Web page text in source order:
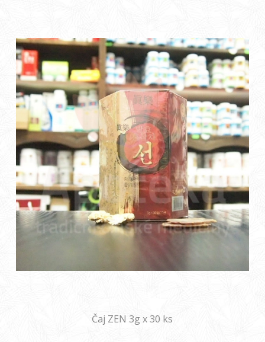
Čaj ZEN 3g x 30 ks